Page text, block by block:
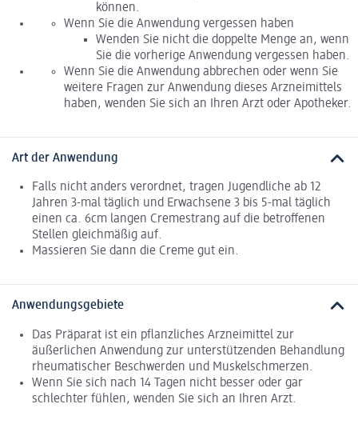
können.
Wenn Sie die Anwendung vergessen haben
Wenden Sie nicht die doppelte Menge an, wenn
Sie die vorherige Anwendung vergessen haben.
Wenn Sie die Anwendung abbrechen oder wenn Sie
weitere Fragen zur Anwendung dieses Arzneimittels
haben, wenden Sie sich an Ihren Arzt oder Apotheker.
Art der Anwendung
Falls nicht anders verordnet, tragen Jugendliche ab 12
Jahren 3-mal täglich und Erwachsene 3 bis 5-mal täglich
einen ca. 6cm langen Cremestrang auf die betroffenen
Stellen gleichmäßig auf.
Massieren Sie dann die Creme gut ein.
Anwendungsgebiete
Das Präparat ist ein pflanzliches Arzneimittel zur
äußerlichen Anwendung zur unterstützenden Behandlung
rheumatischer Beschwerden und Muskelschmerzen.
Wenn Sie sich nach 14 Tagen nicht besser oder gar
schlechter fühlen, wenden Sie sich an Ihren Arzt.